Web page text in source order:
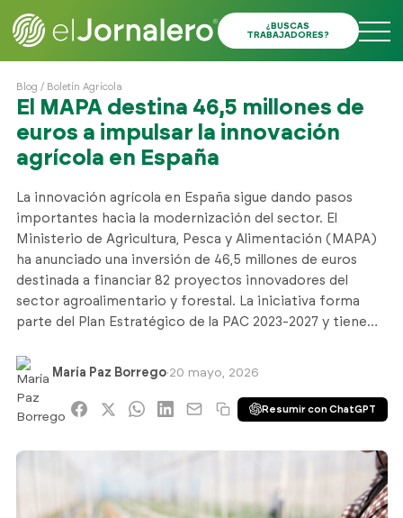
¿BUSCAS
TRABAJADORES?
Blog / Boletín Agrícola
El MAPA destina 46,5 millones de
euros a impulsar la innovación
agrícola en España
La innovación agrícola en España sigue dando pasos
importantes hacia la modernización del sector. El
Ministerio de Agricultura, Pesca y Alimentación (MAPA)
ha anunciado una inversión de 46,5 millones de euros
destinada a financiar 82 proyectos innovadores del
sector agroalimentario y forestal. La iniciativa forma
parte del Plan Estratégico de la PAC 2023-2027 y tiene…
María Paz Borrego·20 mayo, 2026
Resumir con ChatGPT